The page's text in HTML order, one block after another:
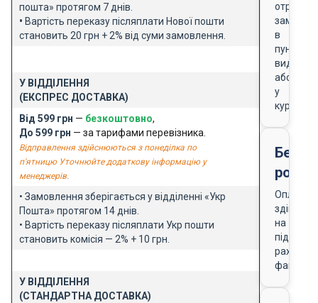
пошта» протягом 7 днів.
• Вартість переказу післяплати Нової пошти
становить 20 грн + 2% від суми замовлення.
У ВІДДІЛЕННЯ
(ЕКСПРЕС ДОСТАВКА)
Від 599 грн — безкоштовно,
До 599 грн — за тарифами перевізника.
Відправлення здійснюються з понеділка по
п'ятницю Уточнюйте додаткову інформацію у
менеджерів.
• Замовлення зберігається у відділенні «Укр
Пошта» протягом 14 днів.
• Вартість переказу післяплати Укр пошти
становить комісія — 2% + 10 грн.
У ВІДДІЛЕННЯ
(СТАНДАРТНА ДОСТАВКА)
в
пункті
видачі
або
у
кур'єра
Оплата
на
підставі
рахунку-
фактури